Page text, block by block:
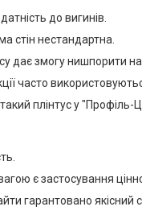
підлоги
під
рейки
без
до вигинів.
стін нестандартна.
дає змогу нишпорити
часто
плінтус у "Профіль-
є застосування
гарантовано